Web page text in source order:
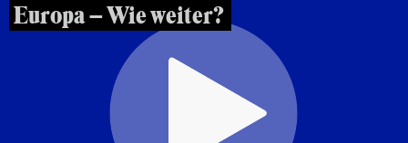
Europa – Wie weiter?